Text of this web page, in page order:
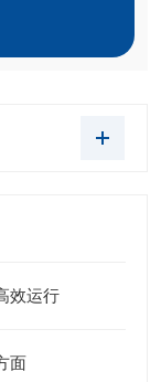
效运行
面